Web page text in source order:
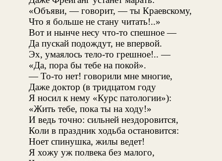
«Объяви, — говорит, — ты Краевскому,
Что я больше не стану читать!..»
Вот и нынче несу что-то спешное —
Да пускай подождут, не впервой.
Эх, умаялось тело-то грешное!.. —
«Да, пора бы тебе на покой».
— То-то нет! говорили мне многие,
Даже доктор (в тридцатом году
Я носил к нему «Курс патологии»):
«Жить тебе, пока ты на ходу!»
И ведь точно: сильней нездоровится,
Коли в праздник ходьба остановится:
Ноет спинушка, жилы ведет!
Я хожу уж полвека без малого,